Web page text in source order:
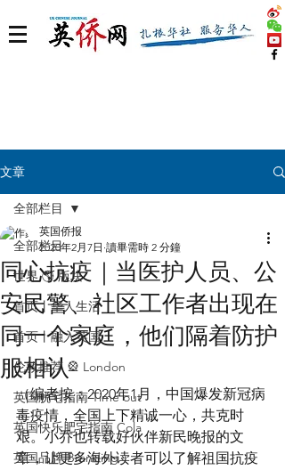
文章
全部栏目
世界 🌎 版块
首页丨华人生活
首页丨融入英国
伦敦推荐 🎡 London
英国脱宅指南 Time out
英国快乐肥宅指南 Cola
英国品牌 Branding
全部栏目
同心抗疫｜当医护人员、公
安民警、社区工作者出现在
同一个家庭，他们隔着防护
服相认
英国侨报
2020年2月7日 讀畢需時 2 分鐘
（编者按：2020年1月，中国爆发新冠病
毒疫情，全国上下精诚一心，共克时
艰。小乔也转载好伙伴新民晚报的文
章，让更多海外读者可以了解祖国抗疫